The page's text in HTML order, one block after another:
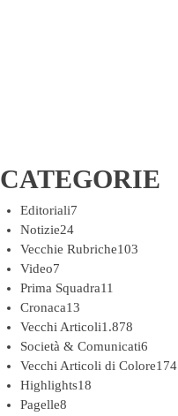
CATEGORIE
Editoriali7
Notizie24
Vecchie Rubriche103
Video7
Prima Squadra11
Cronaca13
Vecchi Articoli1.878
Società & Comunicati6
Vecchi Articoli di Colore174
Highlights18
Pagelle8